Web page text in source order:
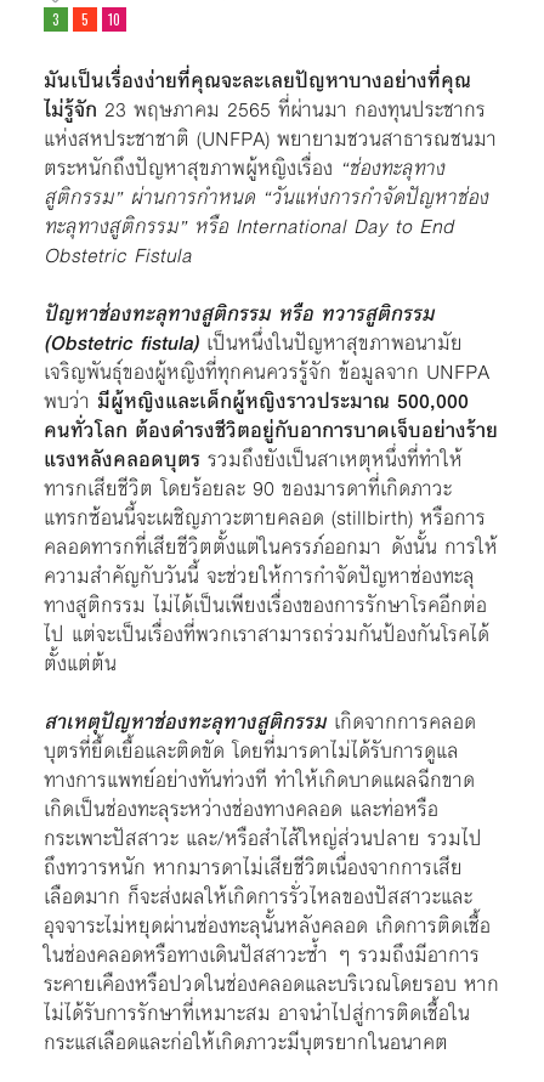
มันเป็นเรื่องง่ายที่คุณจะละเลยปัญหาบางอย่างที่คุณ
ไม่รู้จัก 23 พฤษภาคม 2565 ที่ผ่านมา กองทุนประชากร
แห่งสหประชาชาติ (UNFPA) พยายามชวนสาธารณชนมา
ตระหนักถึงปัญหาสุขภาพผู้หญิงเรื่อง “ช่องทะลุทาง
สูติกรรม” ผ่านการกำหนด “วันแห่งการกำจัดปัญหาช่อง
ทะลุทางสูติกรรม” หรือ International Day to End
Obstetric Fistula
ปัญหาช่องทะลุทางสูติกรรม หรือ ทวารสูติกรรม
(Obstetric fistula) เป็นหนึ่งในปัญหาสุขภาพอนามัย
เจริญพันธุ์ของผู้หญิงที่ทุกคนควรรู้จัก ข้อมูลจาก UNFPA
พบว่า มีผู้หญิงและเด็กผู้หญิงราวประมาณ 500,000
คนทั่วโลก ต้องดำรงชีวิตอยู่กับอาการบาดเจ็บอย่างร้าย
แรงหลังคลอดบุตรรวมถึงยังเป็นสาเหตุหนึ่งที่ทำให้
ทารกเสียชีวิต โดยร้อยละ 90 ของมารดาที่เกิดภาวะ
แทรกซ้อนนี้จะเผชิญภาวะตายคลอด (stillbirth) หรือการ
คลอดทารกที่เสียชีวิตตั้งแต่ในครรภ์ออกมา ดังนั้น การให้
ความสำคัญกับวันนี้ จะช่วยให้การกำจัดปัญหาช่องทะลุ
ทางสูติกรรม ไม่ได้เป็นเพียงเรื่องของการรักษาโรคอีกต่อ
ไป แต่จะเป็นเรื่องที่พวกเราสามารถร่วมกันป้องกันโรคได้
ตั้งแต่ต้น
สาเหตุปัญหาช่องทะลุทางสูติกรรมเกิดจากการคลอด
บุตรที่ยื้ดเยื้อและติดขัด โดยที่มารดาไม่ได้รับการดูแล
ทางการแพทย์อย่างทันท่วงที ทำให้เกิดบาดแผลฉีกขาด
เกิดเป็นช่องทะลุระหว่างช่องทางคลอด และท่อหรือ
กระเพาะปัสสาวะ และ/หรือสำไส้ใหญ่ส่วนปลาย รวมไป
ถึงทวารหนัก หากมารดาไม่เสียชีวิตเนื่องจากการเสีย
เลือดมาก ก็จะส่งผลให้เกิดการรั่วไหลของปัสสาวะและ
อุจจาระไม่หยุดผ่านช่องทะลุนั้นหลังคลอด เกิดการติดเชื้อ
ในช่องคลอดหรือทางเดินปัสสาวะซ้ำ ๆ รวมถึงมีอาการ
ระคายเคืองหรือปวดในช่องคลอดและบริเวณโดยรอบ หาก
ไม่ได้รับการรักษาที่เหมาะสม อาจนำไปสู่การติดเชื้อใน
กระแสเลือดและก่อให้เกิดภาวะมีบุตรยากในอนาคต